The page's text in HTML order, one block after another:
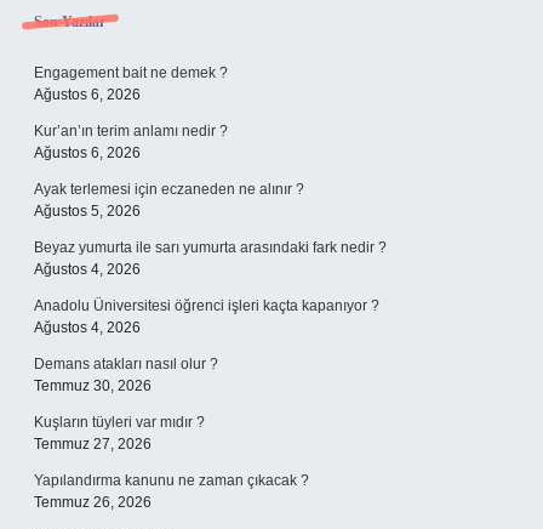
Sidebar
Son Yazılar
Engagement bait ne demek ?
Ağustos 6, 2026
Kur’an’ın terim anlamı nedir ?
Ağustos 6, 2026
Ayak terlemesi için eczaneden ne alınır ?
Ağustos 5, 2026
Beyaz yumurta ile sarı yumurta arasındaki fark nedir ?
Ağustos 4, 2026
Anadolu Üniversitesi öğrenci işleri kaçta kapanıyor ?
Ağustos 4, 2026
Demans atakları nasıl olur ?
Temmuz 30, 2026
Kuşların tüyleri var mıdır ?
Temmuz 27, 2026
Yapılandırma kanunu ne zaman çıkacak ?
Temmuz 26, 2026